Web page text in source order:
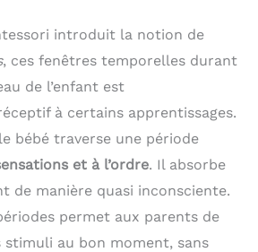
introduit la notion de
, ces fenêtres temporelles durant
de l’enfant est
à certains apprentissages.
bébé traverse une période
et à l’ordre. Il absorbe
de manière quasi inconsciente.
permet aux parents de
stimuli au bon moment, sans